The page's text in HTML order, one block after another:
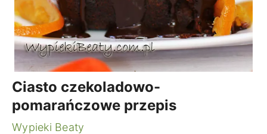
Ciasto czekoladowo-
pomarańczowe przepis
Wypieki Beaty